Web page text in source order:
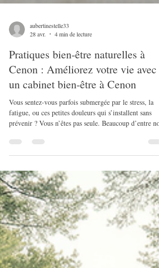
aubertinestelle33
Pratiques bien-être naturelles à
Cenon : Améliorez votre vie avec
un cabinet bien-être à Cenon
Vous sentez-vous parfois submergée par le stress, la
fatigue, ou ces petites douleurs qui s’installent sans
surtout entre 30 et 65 ans, vivent avec une charge
mentale importante, des troubles du sommeil, des
pulsions alimentaires incontrôlables, ou encore une
irritabilité qui gâche les journées. Et si je vous disais
qu’il existe des solutions naturelles, accessibles, et
surtout bienveillantes, juste à côté de chez vous